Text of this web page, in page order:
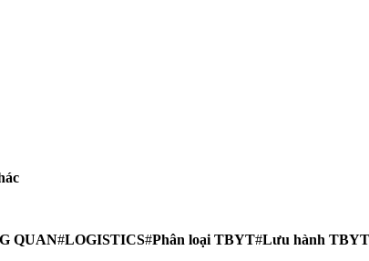
QUAN#LOGISTICS#Phân loại TBYT#Lưu hành